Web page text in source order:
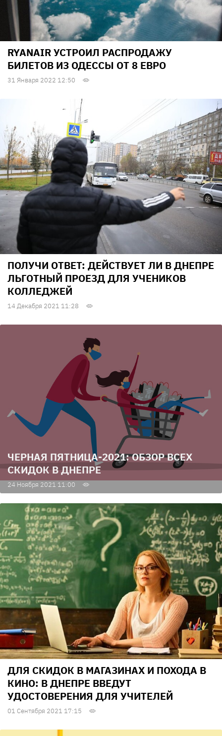
RYANAIR УСТРОИЛ РАСПРОДАЖУ
БИЛЕТОВ ИЗ ОДЕССЫ ОТ 8 ЕВРО
31 Января 2022 12:50
ПОЛУЧИ ОТВЕТ: ДЕЙСТВУЕТ ЛИ В ДНЕПРЕ
ЛЬГОТНЫЙ ПРОЕЗД ДЛЯ УЧЕНИКОВ
КОЛЛЕДЖЕЙ
14 Декабря 2021 11:28
ЧЕРНАЯ ПЯТНИЦА-2021: ОБЗОР ВСЕХ
СКИДОК В ДНЕПРЕ
24 Ноября 2021 11:00
ДЛЯ СКИДОК В МАГАЗИНАХ И ПОХОДА В
КИНО: В ДНЕПРЕ ВВЕДУТ
УДОСТОВЕРЕНИЯ ДЛЯ УЧИТЕЛЕЙ
01 Сентября 2021 17:15